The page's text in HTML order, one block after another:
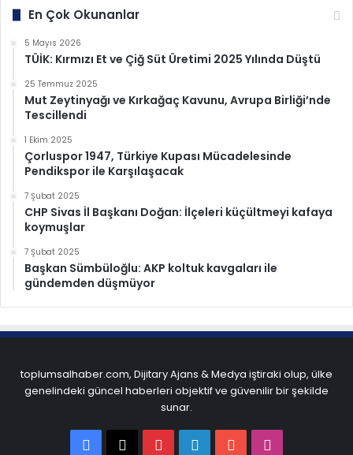
En Çok Okunanlar
5 Mayıs 2026
TÜİK: Kırmızı Et ve Çiğ Süt Üretimi 2025 Yılında Düştü
25 Temmuz 2025
Mut Zeytinyağı ve Kırkağaç Kavunu, Avrupa Birliği’nde
Tescillendi
1 Ekim 2025
Çorluspor 1947, Türkiye Kupası Mücadelesinde
Pendikspor ile Karşılaşacak
7 Şubat 2025
CHP Sivas İl Başkanı Doğan: İlçeleri küçültmeyi kafaya
koymuşlar
7 Şubat 2025
Başkan Sümbüloğlu: AKP koltuk kavgaları ile
gündemden düşmüyor
toplumsalhaber.com, Dijitary Ajans & Medya iştiraki olup, ülke
genelindeki güncel haberleri objektif ve güvenilir bir şekilde
sunar.
Facebook
X PinterestLinkedInYouTube